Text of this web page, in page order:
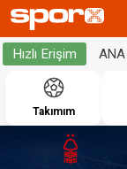
Hızlı Erişim ANA
Takımım